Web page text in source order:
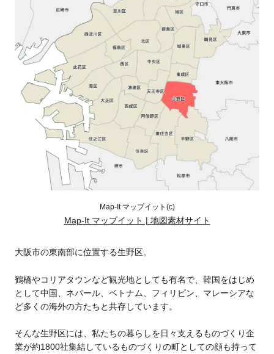
Map-It マップイット(c)
Map-It マップイット | 地図素材サイト
大阪市の東南部に位置する生野区。
鶴橋やコリアタウンなど観光地としても有名で、韓国をはじめ
として中国、ネパール、ベトナム、フィリピン、マレーシアな
ど多くの海外の方たちと共存しています。
そんな生野区には、私たちの暮らしを日々支えるものづくり企
業が約1800社集結しているものづくりの町としての顔も持って